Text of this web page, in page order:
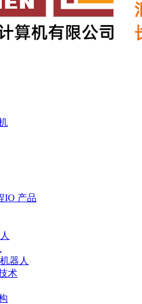
IO 产品
器人
术